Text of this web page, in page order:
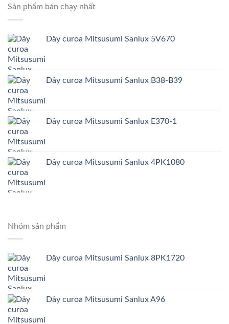
Sản phẩm bán chạy nhất
Dây curoa Mitsusumi Sanlux 5V670
Dây curoa Mitsusumi Sanlux B38-B39
Dây curoa Mitsusumi Sanlux E370-1
Dây curoa Mitsusumi Sanlux 4PK1080
Nhóm sản phẩm
Dây curoa Mitsusumi Sanlux 8PK1720
Dây curoa Mitsusumi Sanlux A96